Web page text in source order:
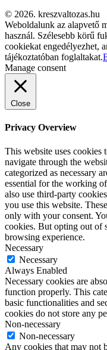
© 2026. kreszvaltozas.hu
Weboldalunk az alapvető
használ. Szélesebb körű
cookiekat engedélyezhet,
tájékoztatóban foglaltakat.
Manage consent
Close
Privacy Overview
This website uses
navigate through the
categorized as necessary
essential for the working
also use third-party
you use this website.
only with your consent.
cookies. But opting out of
browsing experience.
Necessary
Necessary
Always Enabled
Necessary cookies are
function properly. This
basic functionalities and
cookies do not store any
Non-necessary
Non-necessary
Any cookies that may not